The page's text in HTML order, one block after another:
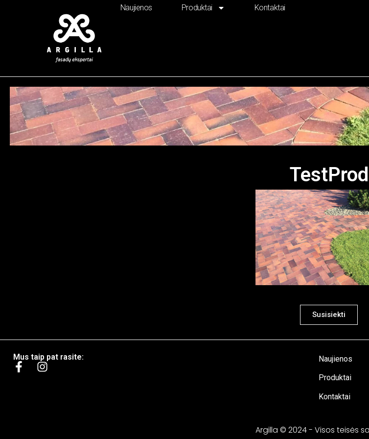
Naujienos Produktai Kontaktai
TestProd
Susisiekti
Mus taip pat rasite: Naujienos
Produktai
Kontaktai
Argilla © 2024 - Visos teisės